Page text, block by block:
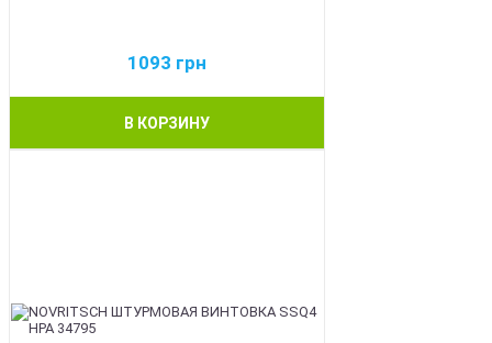
1093 грн
В КОРЗИНУ